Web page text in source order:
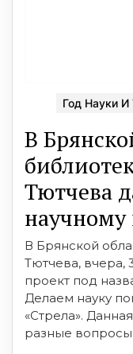
Год Науки И
В
Тютчева
научному
В Брянской
Тютчева, вчера,
проект под
Делаем науку
«Стрела».
разные вопросы